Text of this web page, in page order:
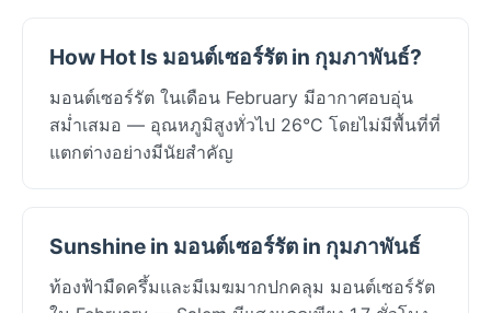
How Hot Is มอนต์เซอร์รัต in กุมภาพันธ์?
มอนต์เซอร์รัต ในเดือน February มีอากาศอบอุ่น
สม่ำเสมอ — อุณหภูมิสูงทั่วไป 26°C โดยไม่มีพื้นที่ที่
แตกต่างอย่างมีนัยสำคัญ
Sunshine in มอนต์เซอร์รัต in กุมภาพันธ์
ท้องฟ้ามืดครึ้มและมีเมฆมากปกคลุม มอนต์เซอร์รัต